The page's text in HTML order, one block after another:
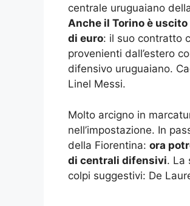
centrale uruguaiano
Anche il Torino è
di euro: il suo contratto
provenienti dall’estero
difensivo uruguaiano.
Linel Messi.
Molto arcigno in
nell’impostazione. In
della Fiorentina: ora
di centrali difensivi. La
colpi suggestivi: De